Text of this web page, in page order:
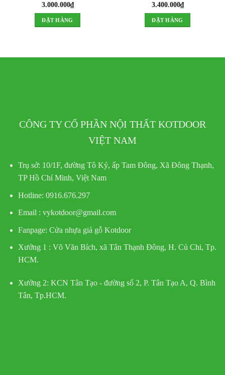
3.000.000₫
ĐẶT HÀNG
3.400.000₫
ĐẶT HÀNG
CÔNG TY CỔ PHẦN NỘI THẤT KOTDOOR
VIỆT NAM
Trụ sở: 10/1F, đường Tô Ký, ấp Tam Đông, Xã Đông Thạnh,
TP Hồ Chí Minh, Việt Nam
Hotline: 0916.676.297
Email : vykotdoor@gmail.com
Fanpage: Cửa nhựa giả gỗ Kotdoor
Xưởng 1 : Võ Văn Bích, xã Tân Thạnh Đông, H. Củ Chi, Tp.
HCM.
Xưởng 2: KCN Tân Tạo - đường số 2, P. Tân Tạo A, Q. Bình
Tân, Tp.HCM.